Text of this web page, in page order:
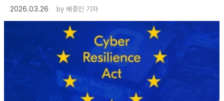
2026.03.26
by 배종인 기자